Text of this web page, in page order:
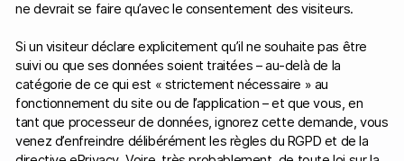
ne devrait se faire qu’avec le consentement des visiteurs.
Si un visiteur déclare explicitement qu’il ne souhaite pas être
suivi ou que ses données soient traitées – au-delà de la
catégorie de ce qui est « strictement nécessaire » au
fonctionnement du site ou de l’application – et que vous, en
tant que processeur de données, ignorez cette demande, vous
venez d’enfreindre délibérément les règles du RGPD et de la